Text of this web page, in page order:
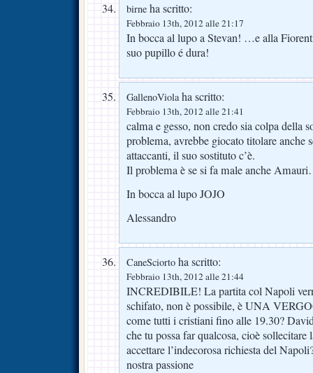
birne ha scritto:
Febbraio 13th, 2012 alle 21:17
In bocca al lupo a Stevan! …e alla
suo pupillo é dura!
GallenoViolaha scritto:
Febbraio 13th, 2012 alle 21:41
calma e gesso, non credo sia colpa della
problema, avrebbe giocato titolare anche
attaccanti, il suo sostituto c’è.
Il problema è se si fa male anche
In bocca al lupo JOJO
Alessandro
CaneSciorto ha scritto:
Febbraio 13th, 2012 alle 21:44
INCREDIBILE! La partita col Napoli
schifato, non è possibile, è UNA
come tutti i cristiani fino alle 19.30?
che tu possa far qualcosa, cioè sollecitare
accettare l’indecorosa richiesta del
nostra passione